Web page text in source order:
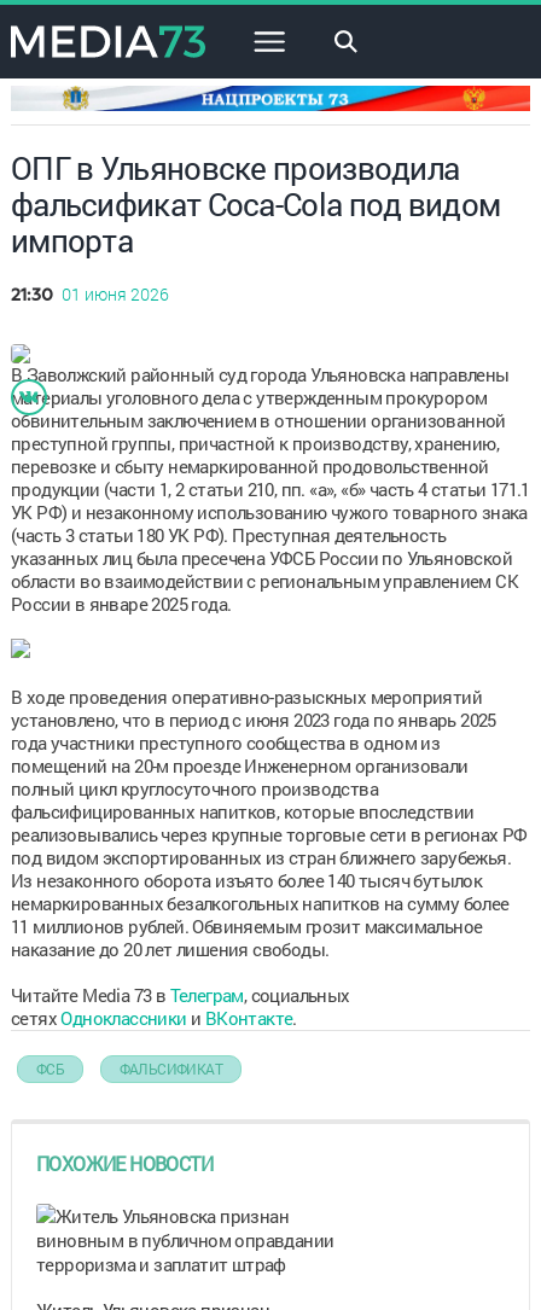
×
ОПГ в Ульяновске производила
фальсификат Coca-Cola под видом
импорта
21:30 01 июня 2026
В Заволжский районный суд города Ульяновска направлены
материалы уголовного дела с утвержденным прокурором
обвинительным заключением в отношении организованной
преступной группы, причастной к производству, хранению,
перевозке и сбыту немаркированной продовольственной
продукции (части 1, 2 статьи 210, пп. «а», «б» часть 4 статьи 171.1
УК РФ) и незаконному использованию чужого товарного знака
(часть 3 статьи 180 УК РФ). Преступная деятельность
указанных лиц была пресечена УФСБ России по Ульяновской
области во взаимодействии с региональным управлением СК
России в январе 2025 года.
В ходе проведения оперативно-разыскных мероприятий
установлено, что в период с июня 2023 года по январь 2025
года участники преступного сообщества в одном из
помещений на 20-м проезде Инженерном организовали
полный цикл круглосуточного производства
фальсифицированных напитков, которые впоследствии
реализовывались через крупные торговые сети в регионах РФ
под видом экспортированных из стран ближнего зарубежья.
Из незаконного оборота изъято более 140 тысяч бутылок
немаркированных безалкогольных напитков на сумму более
11 миллионов рублей. Обвиняемым грозит максимальное
наказание до 20 лет лишения свободы.
Читайте Media 73 в Телеграм, социальных
сетяхОдноклассники и ВКонтакте.
ФСБ ФАЛЬСИФИКАТ
ПОХОЖИЕ НОВОСТИ